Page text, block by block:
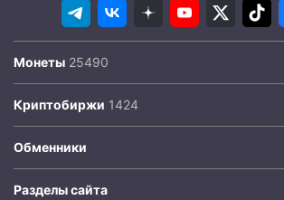
Монеты
Криптобиржи
Обменники
Разделы сайта